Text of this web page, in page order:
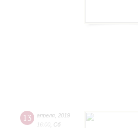
13 апреля 2019
16:00 Сб